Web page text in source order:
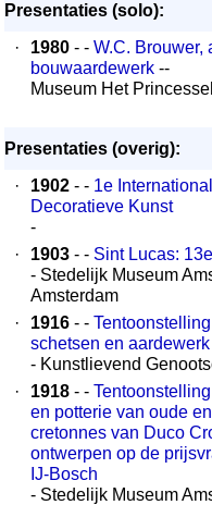
Presentaties (solo):
·
1980 - - W.C. Brouwer,
bouwaardewerk --
Museum Het
Presentaties (overig):
·
1902 - - 1e
Decoratieve Kunst
-
·
1903 - - Sint Lucas:
- Stedelijk Museum
Amsterdam
·
1916 - -
schetsen en aardewerk
- Kunstlievend
·
1918 - -
en potterie van oude
cretonnes van Duco
ontwerpen op de
IJ-Bosch
- Stedelijk Museum